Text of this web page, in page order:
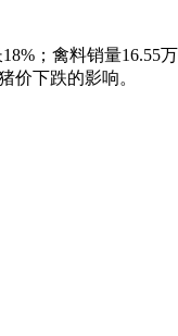
；禽料销量16.55
价下跌的影响。